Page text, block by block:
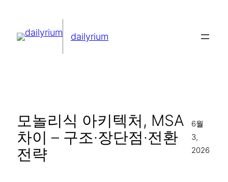
dailyrium
모놀리식 아키텍처, MSA
차이 – 구조·장단점·전환
전략
6월
3,
2026